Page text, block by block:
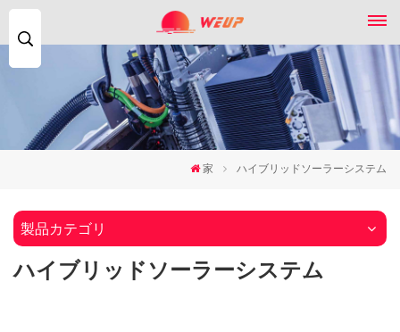
家 ハイブリッドソーラーシステム
製品カテゴリ
ハイブリッドソーラーシステム